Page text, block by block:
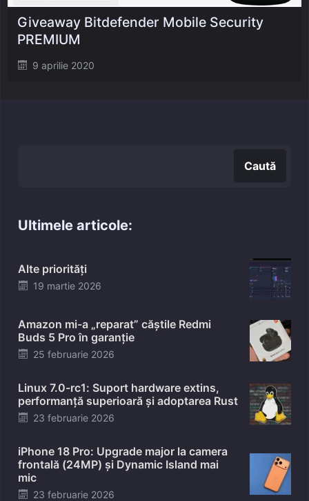
Posted
9 aprilie 2020
Giveaway Bitdefender Mobile Security
PREMIUM
Caută
Ultimele articole:
Alte priorități
Posted
19 martie 2026
Amazon mi-a „reparat” căștile Redmi
Buds 5 Pro în garanție
Posted
25 februarie 2026
Linux 7.0-rc1: Suport hardware extins,
performanță superioară și adoptarea Rust
Posted
23 februarie 2026
iPhone 18 Pro: Upgrade major la camera
frontală (24MP) și Dynamic Island mai
mic
Posted
23 februarie 2026